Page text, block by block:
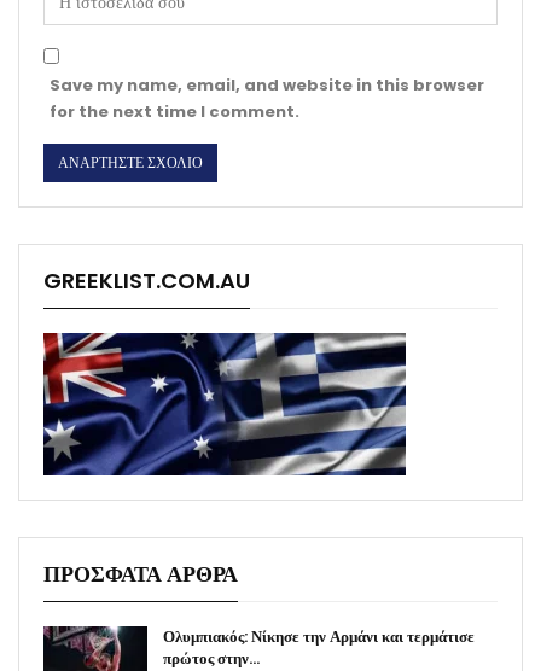
Save my name, email, and website in this browser
for the next time I comment.
GREEKLIST.COM.AU
ΠΡΟΣΦΑΤΑ ΑΡΘΡΑ
Ολυμπιακός: Νίκησε την Αρμάνι και τερμάτισε
πρώτος στην…